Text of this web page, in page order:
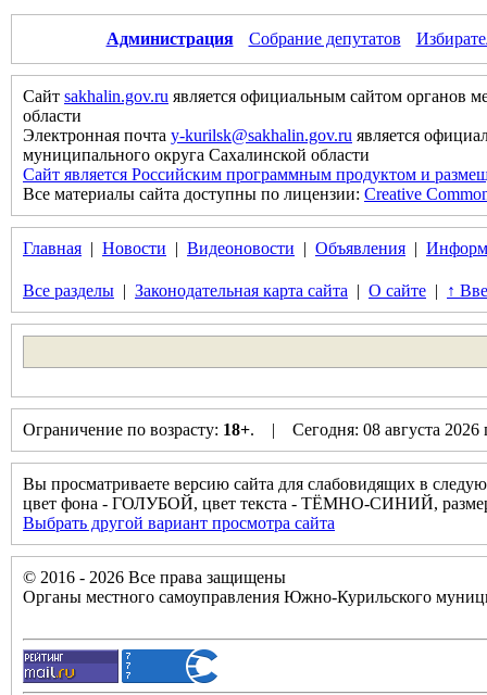
Администрация Собрание депутатов
Сайт sakhalin.gov.ru является официальным сайтом органов
области
Электронная почта y-kurilsk@sakhalin.gov.ru является
муниципального округа Сахалинской области
Сайт является Российским программным продуктом и
Все материалы сайта доступны по лицензии: Creative
Главная | Новости | Видеоновости | Объявления |
Все разделы | Законодательная карта сайта | О сайте | ↑
Ограничение по возрасту: 18+. | Сегодня: 08 августа
Вы просматриваете версию сайта для слабовидящих в
цвет фона - ГОЛУБОЙ, цвет текста - ТЁМНО-СИНИЙ,
Выбрать другой вариант просмотра сайта
© 2016 - 2026 Все права защищены
Органы местного самоуправления Южно-Курильского